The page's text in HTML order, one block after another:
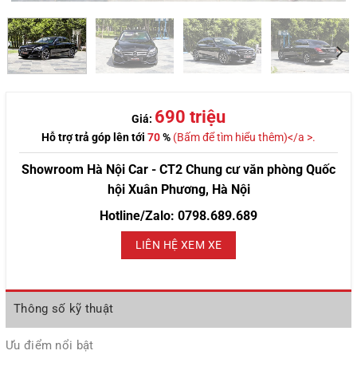
Giá: 690 triệu
Hỗ trợ trả góp lên tới 70% (Bấm để tìm hiểu thêm)</a >.
Showroom Hà Nội Car - CT2 Chung cư văn phòng Quốc
hội Xuân Phương, Hà Nội
Hotline/Zalo: 0798.689.689
LIÊN HỆ XEM XE
Thông số kỹ thuật
Ưu điểm nổi bật